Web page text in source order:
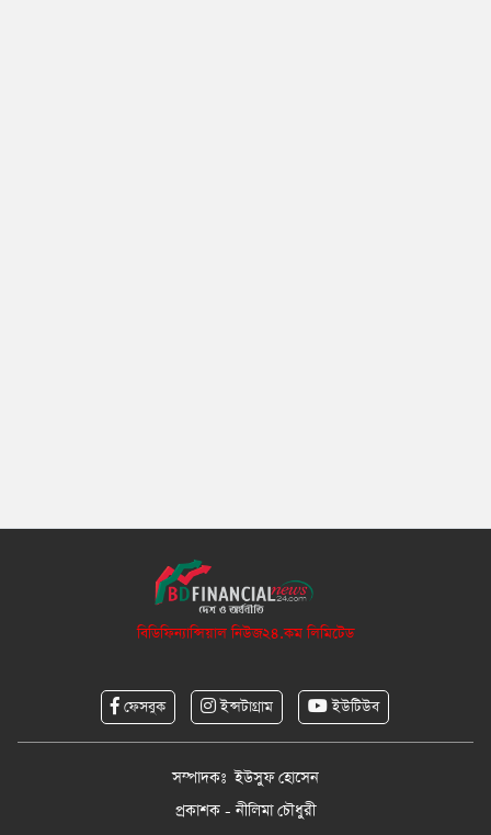
বিডিফিন্যান্সিয়াল নিউজ২৪.কম লিমিটেড
ফেসবুক ইন্সটাগ্রাম ইউটিউব
সম্পাদকঃ ইউসুফ হোসেন
প্রকাশক - নীলিমা চৌধুরী